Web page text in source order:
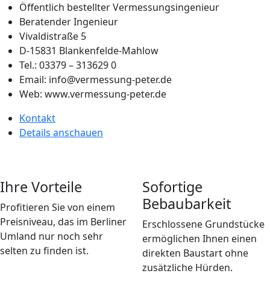
Öffentlich bestellter Vermessungsingenieur
Beratender Ingenieur
Vivaldistraße 5
D-15831 Blankenfelde-Mahlow
Tel.: 03379 – 313629 0
Email: info@vermessung-peter.de
Web: www.vermessung-peter.de
Kontakt
Details anschauen
Ihre Vorteile
Profitieren Sie von einem
Preisniveau, das im Berliner
Umland nur noch sehr
selten zu finden ist.
Sofortige
Bebaubarkeit
Erschlossene Grundstücke
ermöglichen Ihnen einen
direkten Baustart ohne
zusätzliche Hürden.